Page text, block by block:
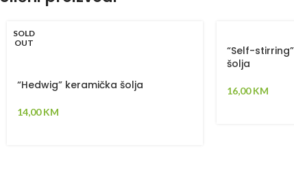
SOLD
OUT
“Hedwig” keramička šolja
14,00KM
“Self-
šolja
16,00KM